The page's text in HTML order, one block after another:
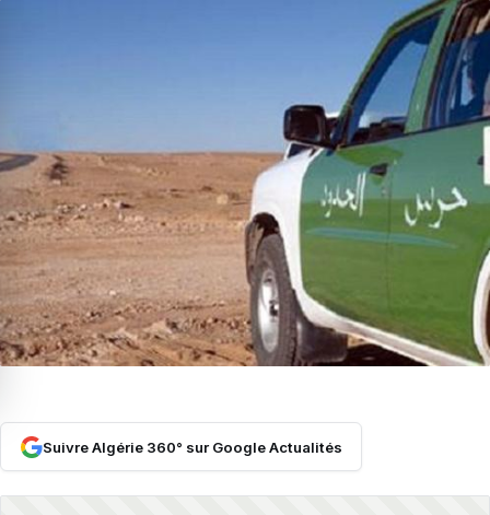
Suivre Algérie 360° sur Google Actualités